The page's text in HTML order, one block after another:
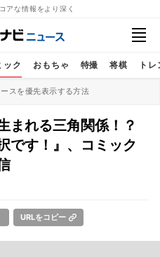
アな情報をより深く
ック おもちゃ 特撮 将棋 ト
スを優先表示する方法
まれる三角関係！？
です！』、コミック
URLをコピー